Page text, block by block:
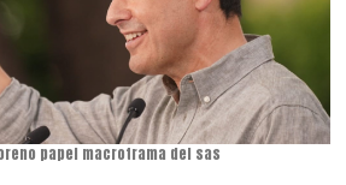
papel macrotrama del sas